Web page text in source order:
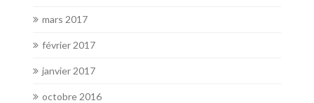
mars 2017
février 2017
janvier 2017
octobre 2016